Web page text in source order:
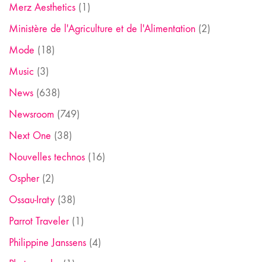
Merz Aesthetics (1)
Ministère de l'Agriculture et de l'Alimentation (2)
Mode (18)
Music (3)
News (638)
Newsroom (749)
Next One (38)
Nouvelles technos (16)
Ospher(2)
Ossau-Iraty (38)
Parrot Traveler(1)
Philippine Janssens (4)